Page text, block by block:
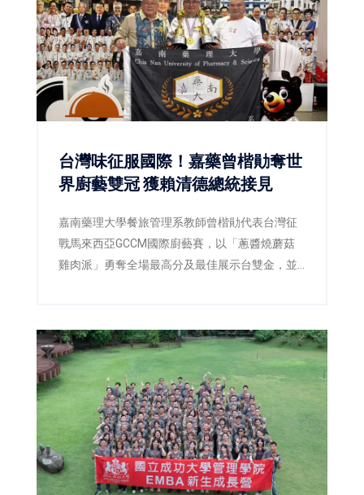
台灣味征服國際！嘉藥曾楷勛奪世
界廚藝雙冠 獲賴清德總統接見
嘉南藥理大學餐旅管理系教師曾楷勛代表台灣征
戰馬來西亞GCCM國際廚藝賽，以「蔥醬燒蘑菇
雞肉派」勇奪全場最高分及最佳展示台雙金，並